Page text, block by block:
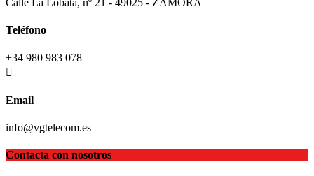
Calle La Lobata, nº 21 - 49025 - ZAMORA
Teléfono
+34 980 983 078
Email
info@vgtelecom.es
Contacta con nosotros